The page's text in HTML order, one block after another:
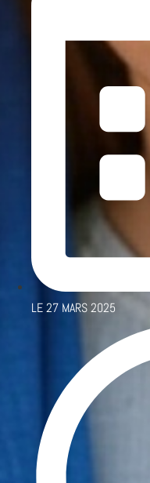
LE27 MARS 2025